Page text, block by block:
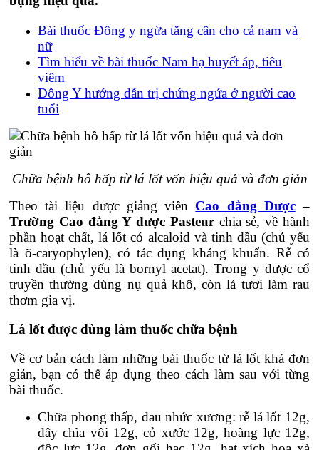
Bài thuốc Đông y ngừa tăng cân cho cả nam và
nữ
Tìm hiểu về bài thuốc Nam hạ huyết áp, tiêu
viêm
Đông Y hướng dẫn trị chứng ngứa ở người cao
tuổi
Chữa bệnh hô hấp từ lá lốt vốn hiệu quả và đơn giản
Theo tài liệu được giảng viên Cao đẳng Dược–
Trường Cao đẳng Y dược Pasteur chia sẻ, về hành
phần hoạt chất, lá lốt có alcaloid và tinh dầu (chủ yếu
là õ-caryophylen), có tác dụng kháng khuẩn. Rễ có
tinh dầu (chủ yếu là bornyl acetat). Trong y dược cổ
truyền thường dùng nụ quả khô, còn lá tươi làm rau
thơm gia vị.
Lá lốt được dùng làm thuốc chữa bệnh
Về cơ bản cách làm những bài thuốc từ lá lốt khá đơn
giản, bạn có thể áp dụng theo cách làm sau với từng
bài thuốc.
Chữa phong thấp, đau nhức xương: rễ lá lốt 12g,
dây chìa vôi 12g, cỏ xước 12g, hoàng lực 12g,